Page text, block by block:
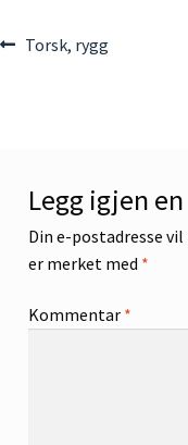
Torsk, rygg
Legg igjen
Din e-postadresse
er merket med *
Kommentar *